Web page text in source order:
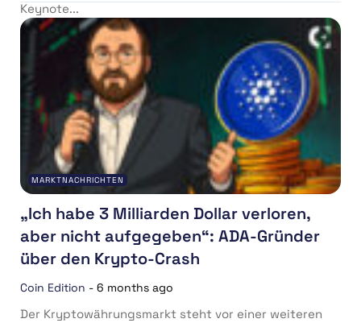
Keynote...
MARKTNACHRICHTEN
„Ich habe 3 Milliarden Dollar verloren,
aber nicht aufgegeben“: ADA-Gründer
über den Krypto-Crash
Coin Edition - 6 months ago
Der Kryptowährungsmarkt steht vor einer weiteren